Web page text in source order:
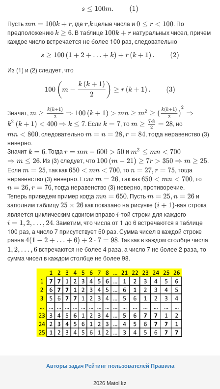
s≤100m
Пустьmn= 100k+r , гдеr,k целые числа и0 ≤r< 100
. По
предположениюk≥6 . В таблице 100k+r
натуральных чисел, причем
каждое число встречается не более 100 раз, следовательно
s≥ 100(1+ 2 +…+k )+r (k+1).(2 )
Из (1) и (2) следует, что
100(m −k (k+ 1 k+ )
Значит, m≥ k( +1)2 ⇒ 100(k +1 >mn≥ m k+ )2 ⇒
k2 k+ 1)< 400 ⇒k ≤7 . Еслиk=7 , тоm≥ 7⋅ 82=28
, но
mn< 800 , следовательноm= n= 28 ,r= 84
, тогда неравенство (3)
неверно.
Значитk=6 . Тогдаr=mn−600> 50 и m2≤ mn<700
⇒m≤26 . Из (3) следует, что 100(m−21) ≥7r> 350⇒ m≥ 25
.
Если m= 25 , так как650<m n<700 , тоn=27 ,r=75
, тогда
неравенство (3) неверно. Если m= 26 , так как650<m n<700
, то
n=26 ,r=76
, тогда неравенство (3) неверно, противоречие.
Теперь приведем пример когда mn= 650 . Пустьm= 25 ,n=26
и
заполним таблицу25 ×26 как показано на рисунке (i+ 1)
-вая строка
является циклическим сдвигом вправоi-той строки для каждого
i= 1, 2,…,24
. Заметим, что числа от 1 до 6 встречаются в таблице
100 раз, а число 7 присутствует 50 раз. Сумма чисел в каждой строке
равна 4(1+2+…+6) + 2 ⋅7 =98
. Так как в каждом столбце числа
1,2,… 6
встречаются не более 4 раза, а число 7 не более 2 раза, то
сумма чисел в каждом столбце не более 98.
Авторы задач Рейтинг пользователей Правила
2026 Matol.kz